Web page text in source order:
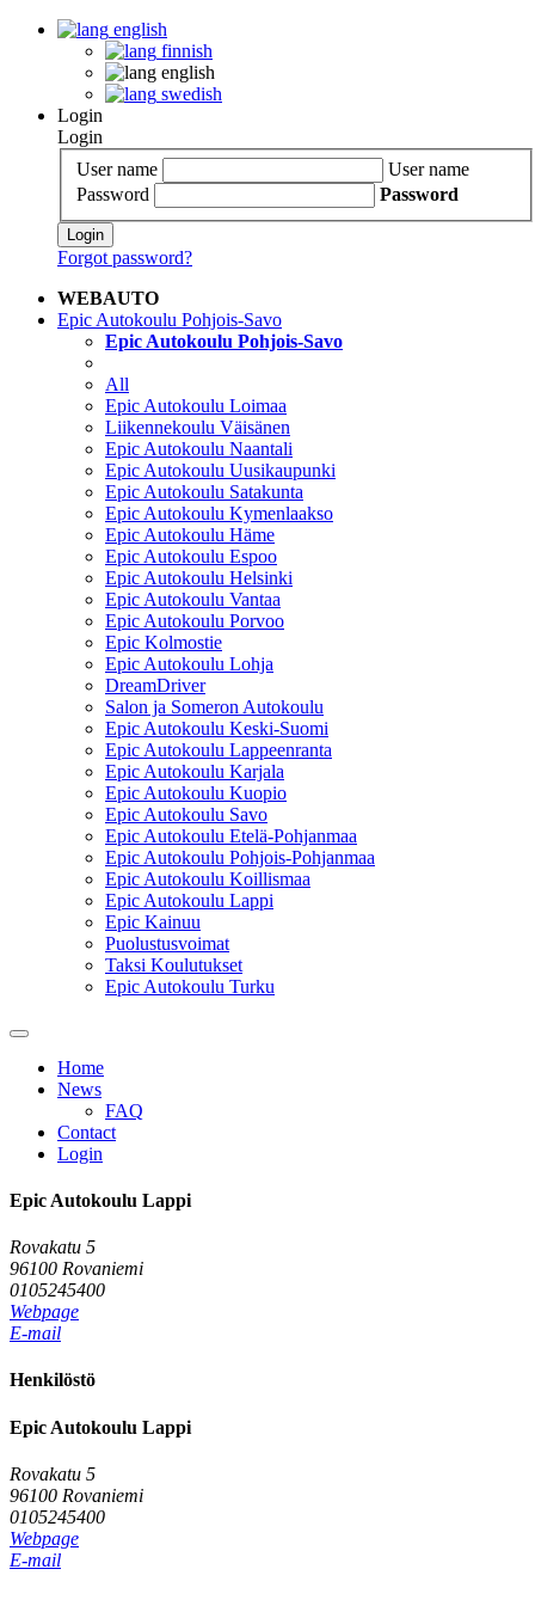
english
finnish
english
swedish
Login
Login
User name
User name
Password
Password
Login
Forgot password?
WEBAUTO
Epic Autokoulu Pohjois-Savo
Epic Autokoulu Pohjois-Savo
All
Epic Autokoulu Loimaa
Liikennekoulu Väisänen
Epic Autokoulu Naantali
Epic Autokoulu Uusikaupunki
Epic Autokoulu Satakunta
Epic Autokoulu Kymenlaakso
Epic Autokoulu Häme
Epic Autokoulu Espoo
Epic Autokoulu Helsinki
Epic Autokoulu Vantaa
Epic Autokoulu Porvoo
Epic Kolmostie
Epic Autokoulu Lohja
DreamDriver
Salon ja Someron Autokoulu
Epic Autokoulu Keski-Suomi
Epic Autokoulu Lappeenranta
Epic Autokoulu Karjala
Epic Autokoulu Kuopio
Epic Autokoulu Savo
Epic Autokoulu Etelä-Pohjanmaa
Epic Autokoulu Pohjois-Pohjanmaa
Epic Autokoulu Koillismaa
Epic Autokoulu Lappi
Epic Kainuu
Puolustusvoimat
Taksi Koulutukset
Epic Autokoulu Turku
Home
News
FAQ
Contact
Login
Epic Autokoulu Lappi
Rovakatu 5
96100 Rovaniemi
0105245400
Webpage
E-mail
Henkilöstö
Epic Autokoulu Lappi
Rovakatu 5
96100 Rovaniemi
0105245400
Webpage
E-mail